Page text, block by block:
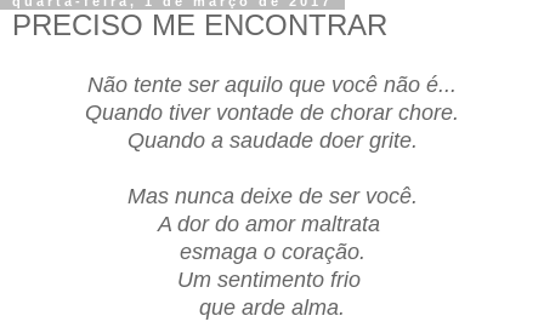
PRECISO ME ENCONTRAR
Não tente ser aquilo que você não é...
Quando tiver vontade de chorar chore.
Quando a saudade doer grite.
Mas nunca deixe de ser você.
A dor do amor maltrata
esmaga o coração.
Um sentimento frio
que arde alma.